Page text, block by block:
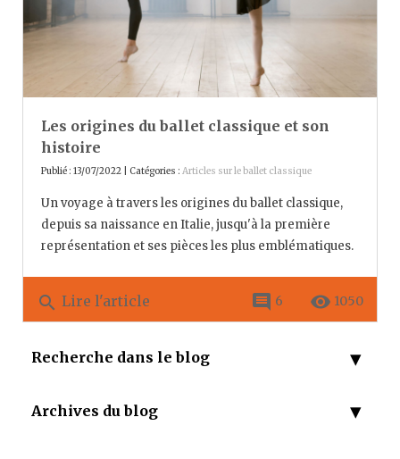
Les origines du ballet classique et son
histoire
Publié : 13/07/2022 | Catégories : Articles sur le ballet classique
Un voyage à travers les origines du ballet classique,
depuis sa naissance en Italie, jusqu'à la première
représentation et ses pièces les plus emblématiques.
search Lire l'article remove_red_eye 1050
comment 6
Recherche dans le blog
Archives du blog